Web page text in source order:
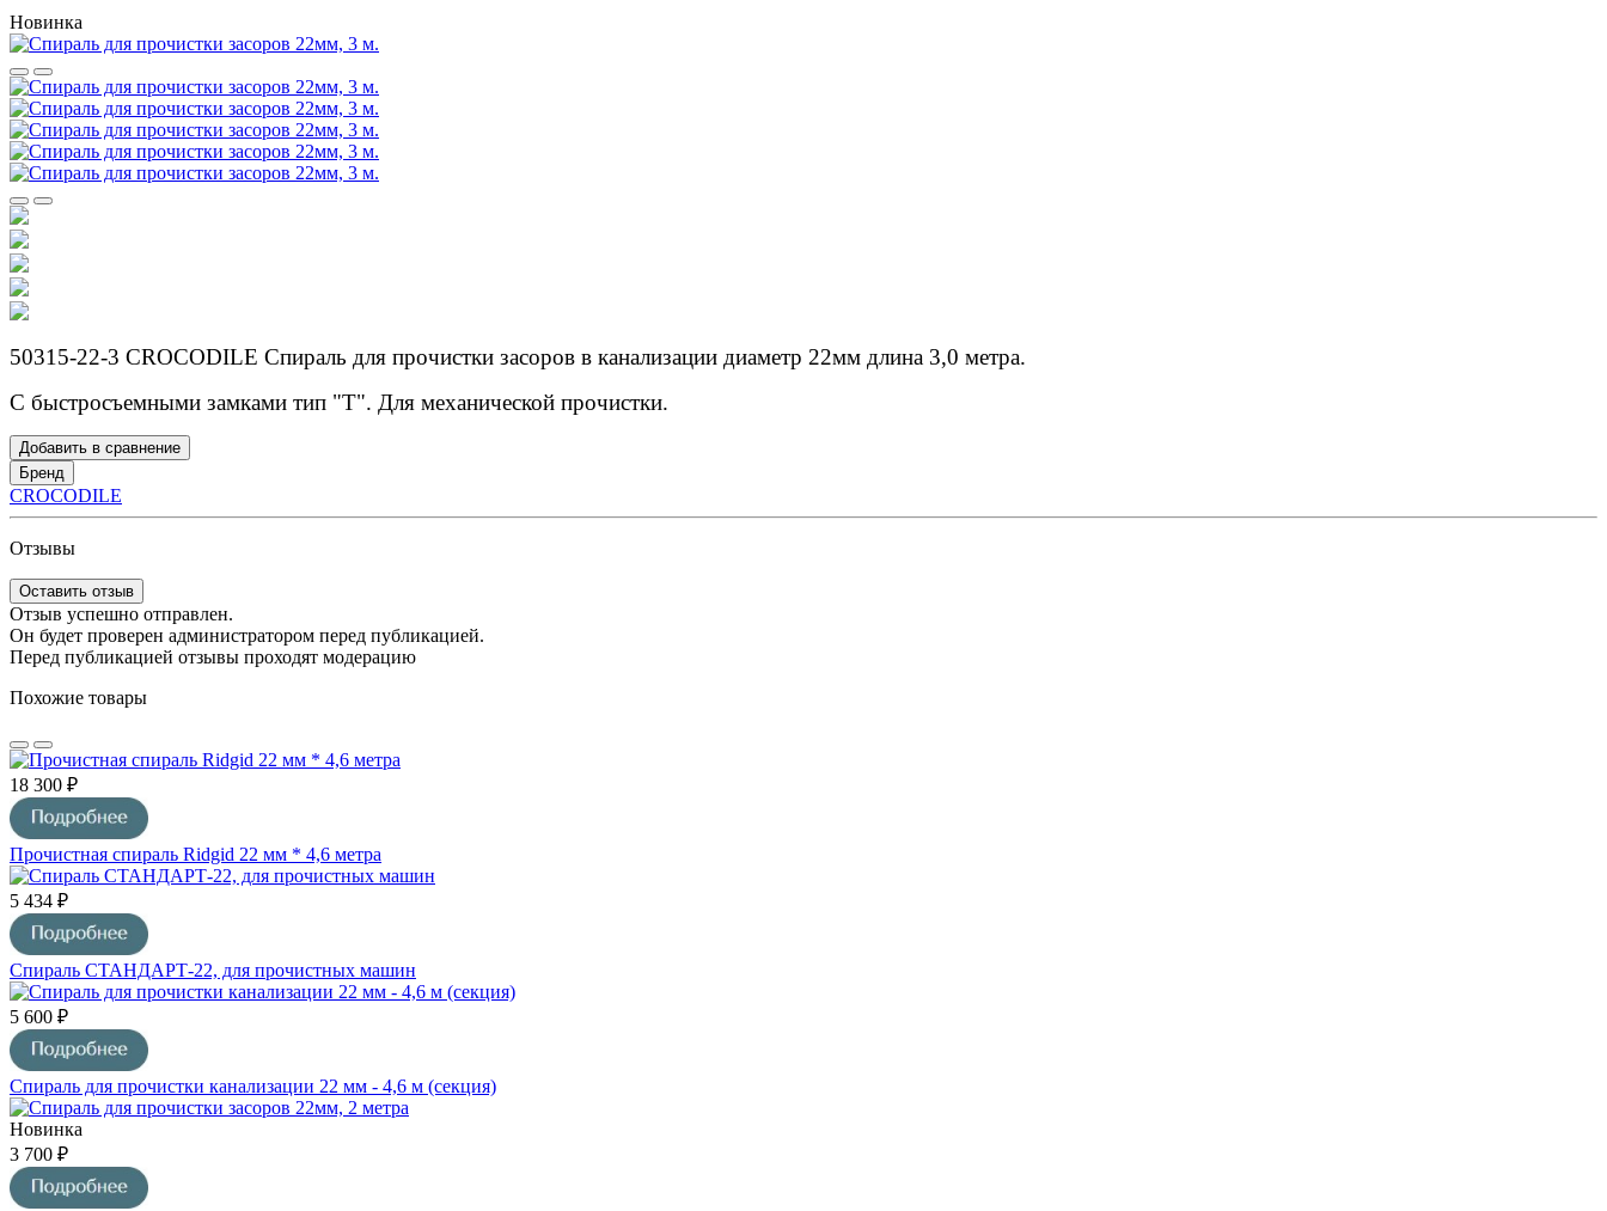
Новинка
50315-22-3 CROCODILE Спираль для прочистки засоров в канализации диаметр 22мм длина 3,0 метра.
С быстросъемными замками тип "Т". Для механической прочистки.
Добавить в сравнение
Бренд
CROCODILE
Отзывы
Оставить отзыв
Отзыв успешно отправлен.
Он будет проверен администратором перед публикацией.
Перед публикацией отзывы проходят модерацию
Похожие товары
18 300 ₽
Прочистная спираль Ridgid 22 мм * 4,6 метра
5 434 ₽
Спираль СТАНДАРТ-22, для прочистных машин
5 600 ₽
Спираль для прочистки канализации 22 мм - 4,6 м (секция)
Новинка
3 700 ₽